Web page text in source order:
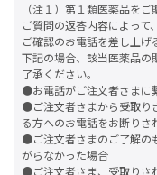
（注１）第１類医薬品を
ご質問の返答内容によっ
ご確認のお電話を差し上げ
下記の場合、該当医薬品の
了承ください。
●お電話がご注文者さまに
●ご注文者さまから受取り
る方へのお電話をお断りさ
●ご注文者さまのご了解の
がらなかった場合
●ご注文者さま、受取りさ